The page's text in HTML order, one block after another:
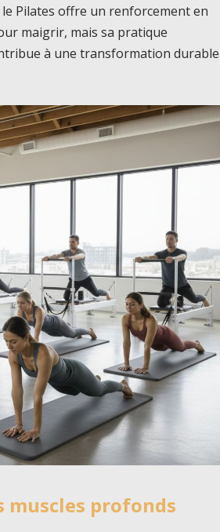
Pilates offre un renforcement en
maigrir, mais sa pratique
à une transformation durable
muscles profonds